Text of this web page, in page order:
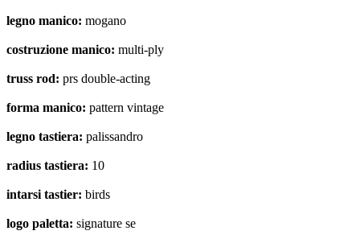
legno manico: mogano
costruzione manico: multi-ply
truss rod: prs double-acting
forma manico: pattern vintage
legno tastiera: palissandro
radius tastiera: 10
intarsi tastier: birds
logo paletta: signature se